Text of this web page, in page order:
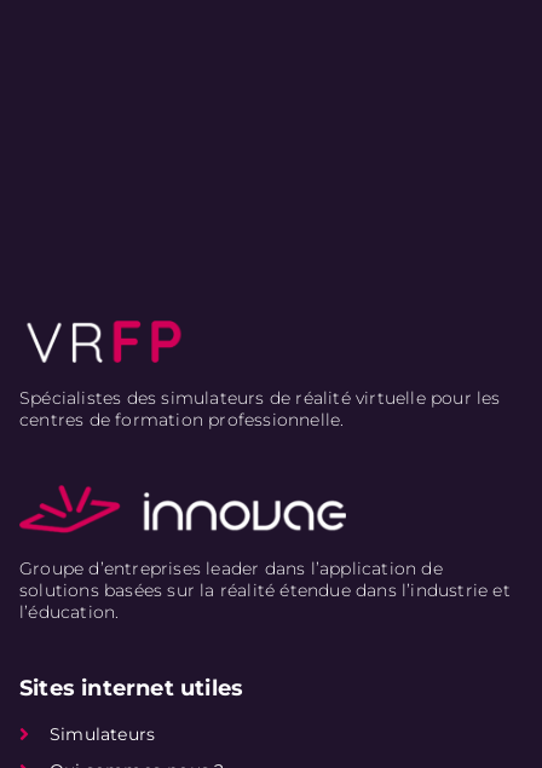
Spécialistes des simulateurs de réalité virtuelle pour les
centres de formation professionnelle.
Groupe d’entreprises leader dans l’application de
solutions basées sur la réalité étendue dans l’industrie et
l’éducation.
Sites internet utiles
Simulateurs